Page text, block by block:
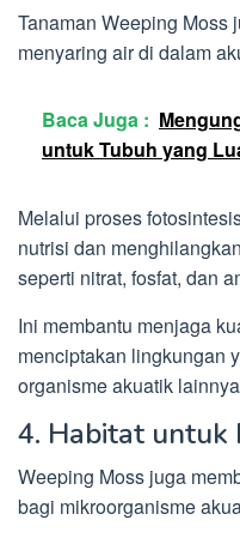
Tanaman Weeping Moss
menyaring air di dalam
Baca Juga :
untuk Tubuh yang
Melalui proses
nutrisi dan
seperti nitrat, fosfat, dan
Ini membantu menjaga
menciptakan lingkungan
organisme akuatik
4. Habitat untuk
Weeping Moss juga
bagi mikroorganisme